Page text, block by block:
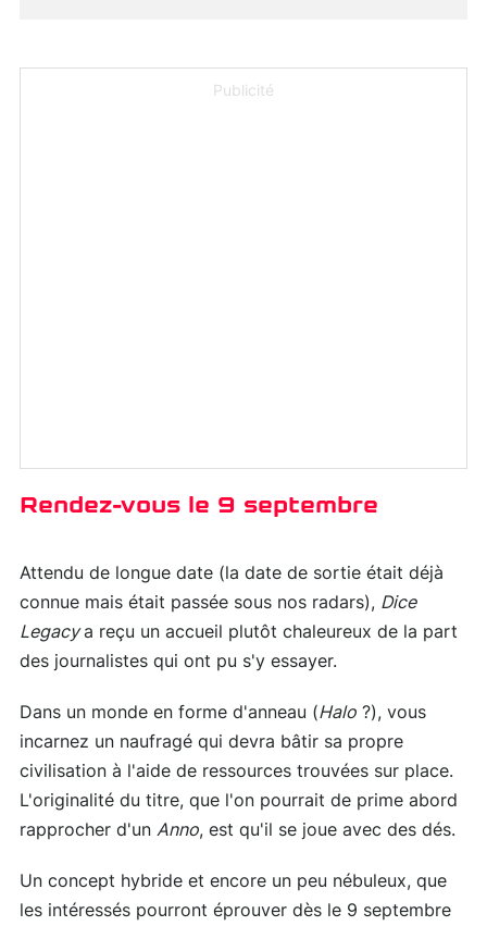
Publicité
Rendez-vous le 9 septembre
Attendu de longue date (la date de sortie était déjà
connue mais était passée sous nos radars), Dice
Legacya reçu un accueil plutôt chaleureux de la part
des journalistes qui ont pu s'y essayer.
Dans un monde en forme d'anneau (Halo ?), vous
incarnez un naufragé qui devra bâtir sa propre
civilisation à l'aide de ressources trouvées sur place.
L'originalité du titre, que l'on pourrait de prime abord
rapprocher d'un Anno, est qu'il se joue avec des dés.
Un concept hybride et encore un peu nébuleux, que
les intéressés pourront éprouver dès le 9 septembre